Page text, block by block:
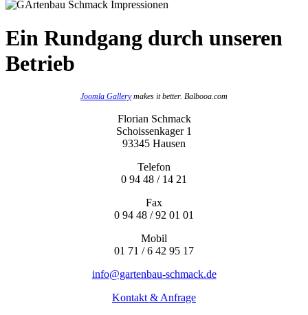
Ein Rundgang durch unseren
Betrieb
Joomla Gallerymakes it better. Balbooa.com
Florian Schmack
Schoissenkager 1
93345 Hausen
Telefon
0 94 48 / 14 21
Fax
0 94 48 / 92 01 01
Mobil
01 71 / 6 42 95 17
info@gartenbau-schmack.de
Kontakt & Anfrage